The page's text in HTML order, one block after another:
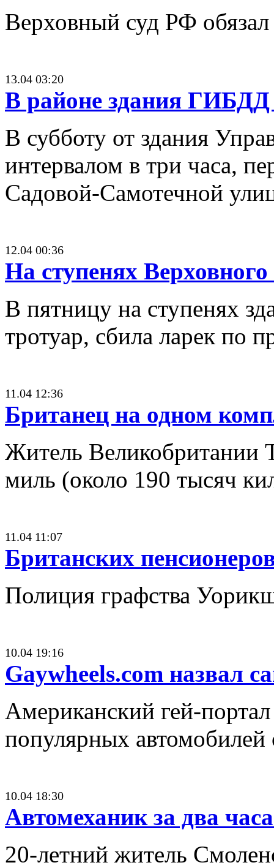
Верховный суд РФ
13.04 03:20
В районе здания ГИБДД
В субботу от здания
интервалом в три часа,
Садовой-Самотечной
12.04 00:36
На ступенях
В пятницу на ступенях
тротуар, сбила ларек по
11.04 12:36
Британец на одном
Житель Великобритании
миль (около 190 тысяч
11.04 11:07
Британских
Полиция графства
10.04 19:16
Gaywheels.com назвал
Американский гей-
популярных автомобилей
10.04 18:30
Автомеханик за два
20-летний житель